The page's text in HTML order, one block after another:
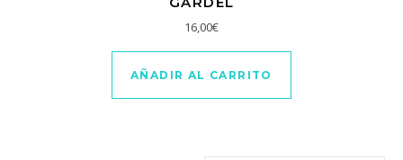
16,00€
AÑADIR AL CARRITO